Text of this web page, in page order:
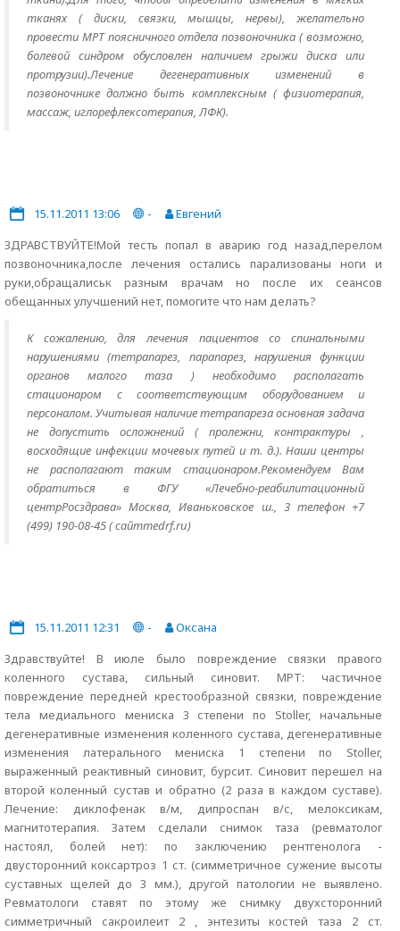
тканях ( диски, связки, мышцы, нервы), желательно
провести МРТ поясничного отдела позвоночника ( возможно,
болевой синдром обусловлен наличием грыжи диска или
протрузии).Лечение дегенеративных изменений в
позвоночнике должно быть комплексным ( физиотерапия,
массаж, иглорефлексотерапия, ЛФК).
15.11.2011 13:06 -
Евгений
ЗДРАВСТВУЙТЕ!Мой тесть попал в аварию год назад,перелом
позвоночника,после лечения остались парализованы ноги и
руки,обращалиськ разным врачам но после их сеансов
обещанных улучшений нет, помогите что нам делать?
К сожалению, для лечения пациентов со спинальными
нарушениями (тетрапарез, парапарез, нарушения функции
органов малого таза ) необходимо располагать
стационаром с соответствующим оборудованием и
персоналом. Учитывая наличие тетрапареза основная задача
не допустить осложнений ( пролежни, контрактуры ,
восходящие инфекции мочевых путей и т. д.). Наши центры
не располагают таким стационаром.Рекомендуем Вам
обратиться в ФГУ «Лечебно-реабилитационный
центрРосздрава» Москва, Иваньковское ш., 3 телефон +7
(499) 190-08-45 ( сайтmedrf.ru)
15.11.2011 12:31 -
Оксана
Здравствуйте! В июле было повреждение связки правого
коленного сустава, сильный синовит. МРТ: частичное
повреждение передней крестообразной связки, повреждение
тела медиального мениска 3 степени по Stoller, начальные
дегенеративные изменения коленного сустава, дегенеративные
изменения латерального мениска 1 степени по Stoller,
выраженный реактивный синовит, бурсит. Синовит перешел на
второй коленный сустав и обратно (2 раза в каждом суставе).
Лечение: диклофенак в/м, дипроспан в/с, мелоксикам,
магнитотерапия. Затем сделали снимок таза (ревматолог
настоял, болей нет): по заключению рентгенолога -
двусторонний коксартроз 1 ст. (симметричное сужение высоты
суставных щелей до 3 мм.), другой патологии не выявлено.
Ревматологи ставят по этому же снимку двухсторонний
симметричный сакроилеит 2 , энтезиты костей таза 2 ст.